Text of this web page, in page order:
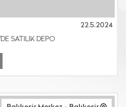
22.5.2024
SATILIK DEPO